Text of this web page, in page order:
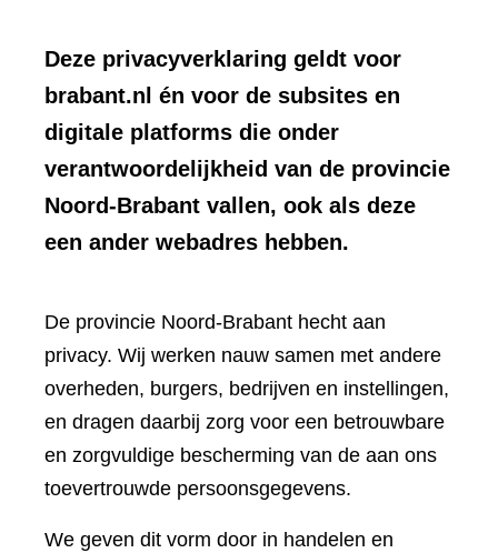
Deze privacyverklaring geldt voor
brabant.nl én voor de subsites en
digitale platforms die onder
verantwoordelijkheid van de provincie
Noord-Brabant vallen, ook als deze
een ander webadres hebben.
De provincie Noord-Brabant hecht aan
privacy. Wij werken nauw samen met andere
overheden, burgers, bedrijven en instellingen,
en dragen daarbij zorg voor een betrouwbare
en zorgvuldige bescherming van de aan ons
toevertrouwde persoonsgegevens.
We geven dit vorm door in handelen en